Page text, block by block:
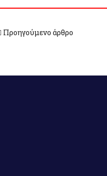
Προηγούμενο άρθρο